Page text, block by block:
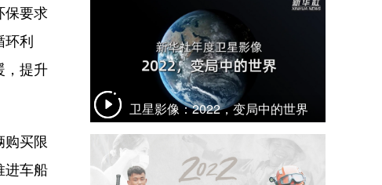
要求
环利
，提升
买限
进车船
卫星影像：2022，变局中的世界